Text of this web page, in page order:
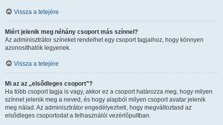
Vissza a tetejére
Miért jelenik meg néhány csoport más színnel?
Az adminisztrátor színeket rendelhet egy csoport tagjaihoz, hogy könnyen
azonosíthatók legyenek.
Vissza a tetejére
Mi az az „elsődleges csoport”?
Ha több csoport tagja is vagy, akkor ez a csoport határozza meg, hogy milyen
színnel jelenik meg a neved, és hogy alapból milyen csoport avatar jelenik
meg nálad. Az adminisztrátor engedélyezheti, hogy megváltoztasd az
elsődleges csoportodat a felhasználói vezérlőpultban.